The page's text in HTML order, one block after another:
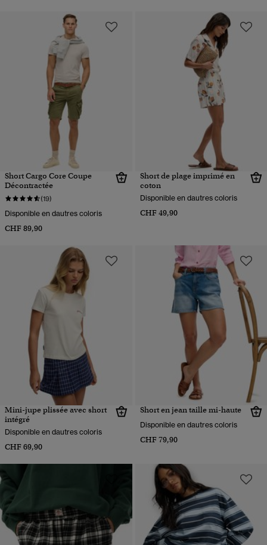
Short Cargo Core Coupe
Décontractée
(19)
Disponible en dautres coloris
CHF 89,90
Short de plage imprimé en
coton
Disponible en dautres coloris
CHF 49,90
Mini-jupe plissée avec short
intégré
Disponible en dautres coloris
CHF 69,90
Short en jean taille mi-haute
Disponible en dautres coloris
CHF 79,90